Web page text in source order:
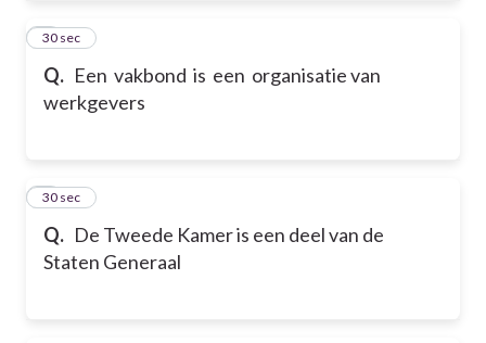
Q. Een vakbond is een organisatie van
werkgevers
7
30 sec
Q. De Tweede Kamer is een deel van de
Staten Generaal
8
30 sec